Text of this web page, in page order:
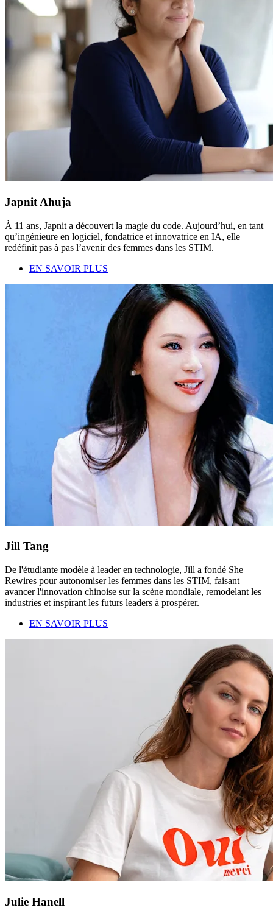
Japnit Ahuja
À 11 ans, Japnit a découvert la magie du code. Aujourd’hui, en tant
qu’ingénieure en logiciel, fondatrice et innovatrice en IA, elle
redéfinit pas à pas l’avenir des femmes dans les STIM.
EN SAVOIR PLUS
Jill Tang
De l'étudiante modèle à leader en technologie, Jill a fondé She
Rewires pour autonomiser les femmes dans les STIM, faisant
avancer l'innovation chinoise sur la scène mondiale, remodelant les
industries et inspirant les futurs leaders à prospérer.
EN SAVOIR PLUS
Julie Hanell